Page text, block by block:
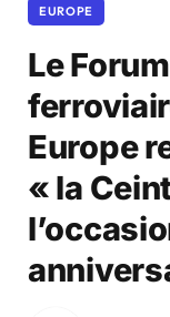
EUROPE
Le
Europe
« la